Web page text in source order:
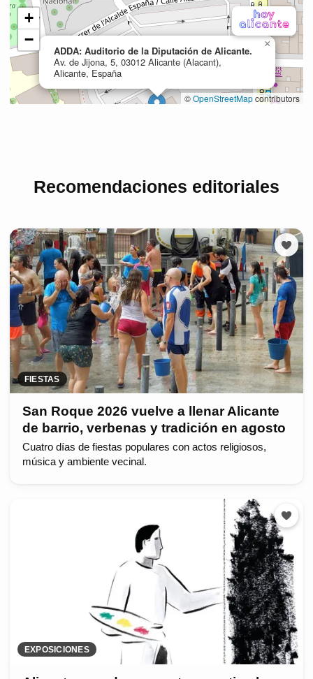
Recomendaciones editoriales
FIESTAS
San Roque 2026 vuelve a llenar Alicante
de barrio, verbenas y tradición en agosto
Cuatro días de fiestas populares con actos religiosos,
música y ambiente vecinal.
EXPOSICIONES